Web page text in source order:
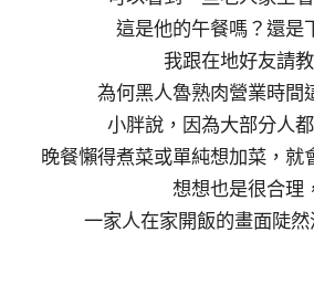
這是他的午餐嗎？還是
我跟在地好友請教
為何黑人魯熟肉營業時間
小胖說，因為大部分人都
晚餐懶得煮菜或單純想加菜，就
想想也是很合理，
一家人在家開飯的畫面陡